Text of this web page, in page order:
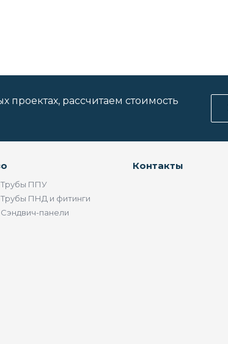
проектах, рассчитаем стоимость
Трубы ППУ
ПНД и фитинги
панели
Контакты